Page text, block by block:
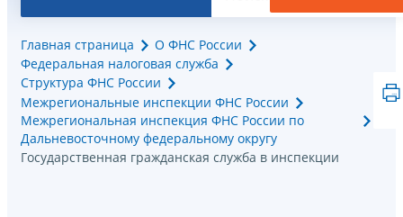
Главная страница
О ФНС России
Федеральная налоговая служба
Структура ФНС России
Межрегиональные инспекции ФНС России
Межрегиональная инспекция ФНС России по
Дальневосточному федеральному округу
Государственная гражданская служба в инспекции